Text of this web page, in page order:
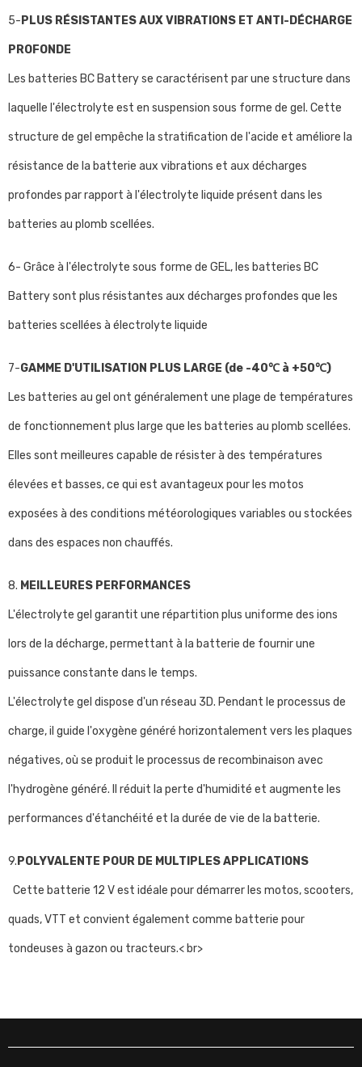
5- PLUS RÉSISTANTES AUX VIBRATIONS ET ANTI-DÉCHARGE
PROFONDE
Les batteries BC Battery se caractérisent par une structure dans
laquelle l'électrolyte est en suspension sous forme de gel. Cette
structure de gel empêche la stratification de l'acide et améliore la
résistance de la batterie aux vibrations et aux décharges
profondes par rapport à l'électrolyte liquide présent dans les
batteries au plomb scellées.
6- Grâce à l'électrolyte sous forme de GEL, les batteries BC
Battery sont plus résistantes aux décharges profondes que les
batteries scellées à électrolyte liquide
7-GAMME D'UTILISATION PLUS LARGE (de -40℃ à +50℃)
Les batteries au gel ont généralement une plage de températures
de fonctionnement plus large que les batteries au plomb scellées.
Elles sont meilleures capable de résister à des températures
élevées et basses, ce qui est avantageux pour les motos
exposées à des conditions météorologiques variables ou stockées
dans des espaces non chauffés.
8. MEILLEURES PERFORMANCES
L'électrolyte gel garantit une répartition plus uniforme des ions
lors de la décharge, permettant à la batterie de fournir une
puissance constante dans le temps.
L'électrolyte gel dispose d'un réseau 3D. Pendant le processus de
charge, il guide l'oxygène généré horizontalement vers les plaques
négatives, où se produit le processus de recombinaison avec
l'hydrogène généré. Il réduit la perte d'humidité et augmente les
performances d'étanchéité et la durée de vie de la batterie.
9. POLYVALENTE POUR DE MULTIPLES APPLICATIONS
Cette batterie 12 V est idéale pour démarrer les motos, scooters,
quads, VTT et convient également comme batterie pour
tondeuses à gazon ou tracteurs.< br>